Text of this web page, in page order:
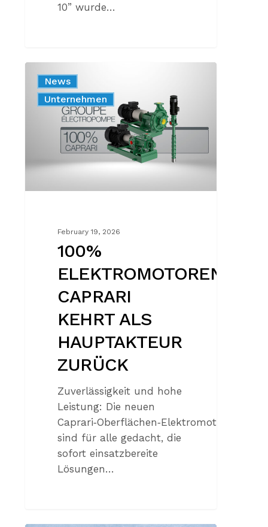
10” wurde…
ELEKTROMOTOREN:
CAPRARI
HAUPTAKTEUR
ZURÜCK
News
Produkt
Unternehmen
February 19, 2026
100%
ELEKTROMOTOREN:
CAPRARI
KEHRT ALS
HAUPTAKTEUR
ZURÜCK
Zuverlässigkeit und hohe
Leistung: Die neuen
Caprari‑Oberflächen‑Elektromotoren
sind für alle gedacht, die
sofort einsatzbereite
Lösungen…